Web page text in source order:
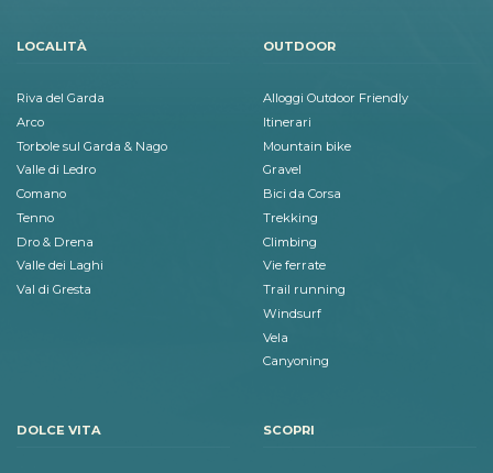
LOCALITÀ
Riva del Garda
Arco
Torbole sul Garda & Nago
Valle di Ledro
Comano
Tenno
Dro & Drena
Valle dei Laghi
Val di Gresta
OUTDOOR
Alloggi Outdoor Friendly
Itinerari
Mountain bike
Gravel
Bici da Corsa
Trekking
Climbing
Vie ferrate
Trail running
Windsurf
Vela
Canyoning
DOLCE VITA SCOPRI